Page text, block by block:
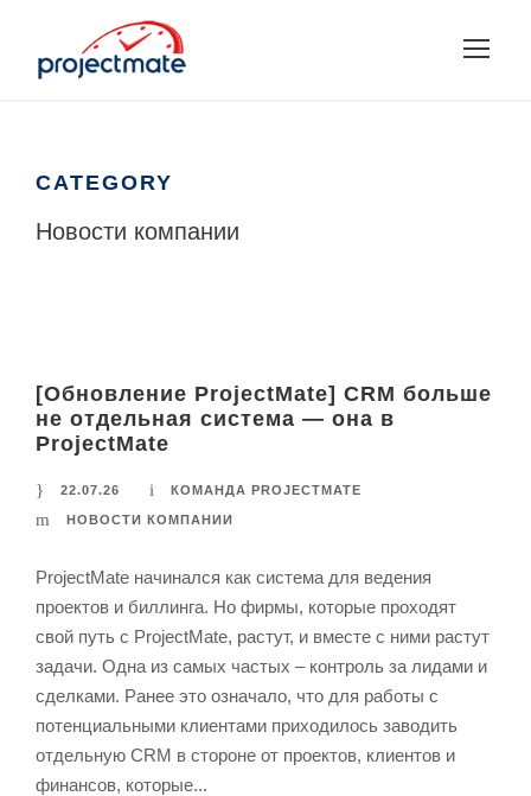
CATEGORY
Новости компании
[Обновление ProjectMate] CRM больше
не отдельная система — она в
ProjectMate
22.07.26 КОМАНДА PROJECTMATE
НОВОСТИ КОМПАНИИ
ProjectMate начинался как система для ведения
проектов и биллинга. Но фирмы, которые проходят
свой путь с ProjectMate, растут, и вместе с ними растут
задачи. Одна из самых частых – контроль за лидами и
сделками. Ранее это означало, что для работы с
потенциальными клиентами приходилось заводить
отдельную CRM в стороне от проектов, клиентов и
финансов, которые...